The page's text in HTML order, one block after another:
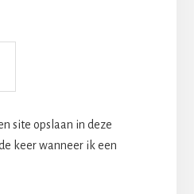
site opslaan in deze
keer wanneer ik een